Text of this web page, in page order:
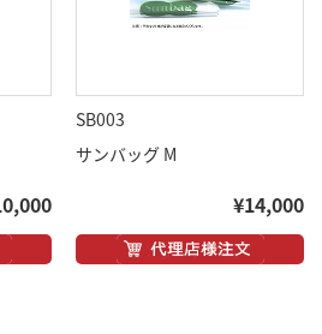
SB003
サンバッグ M
¥14,000